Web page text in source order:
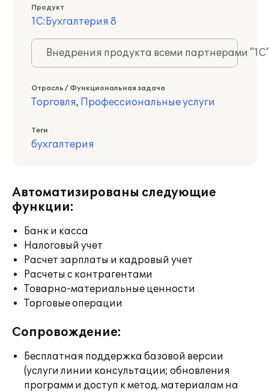
Продукт
1С:Бухгалтерия 8
Внедрения продукта всеми партнерами
Отрасль / Функциональная задача
Торговля, Профессиональные услуги
Теги
бухгалтерия
Автоматизированы следующие
функции:
Банк и касса
Налоговый учет
Расчет зарплаты и кадровый учет
Расчеты с контрагентами
Товарно-материальные ценности
Торговые операции
Сопровождение:
Бесплатная поддержка базовой версии
(услуги линии консультации; обновления
программ и доступ к метод. материалам на